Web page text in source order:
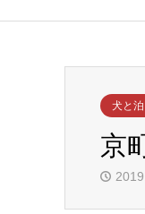
犬と
京